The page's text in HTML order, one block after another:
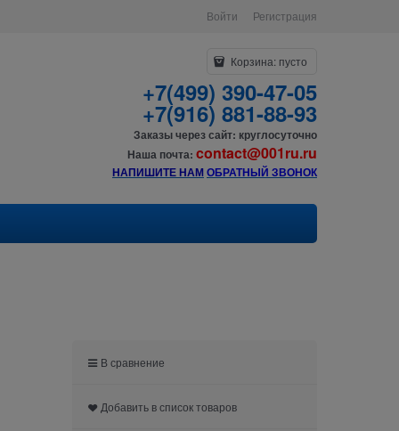
Войти Регистрация
Корзина: пусто
+7(499) 390-47-05
+7(916) 881-88-93
Заказы через сайт: круглосуточно
Наша почта: contact@001ru.ru
НАПИШИТЕ НАМОБРАТНЫЙ ЗВОНОК
В сравнение
Добавить в список товаров